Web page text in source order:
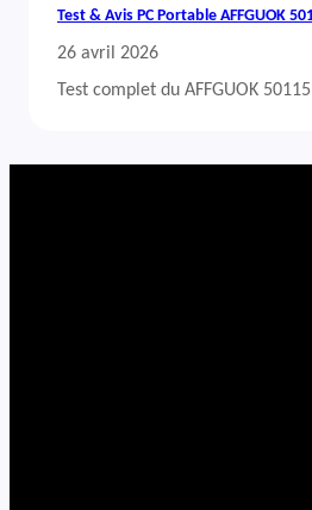
Test & Avis PC Portable AFFGUOK
26 avril 2026
Test complet du AFFGUOK